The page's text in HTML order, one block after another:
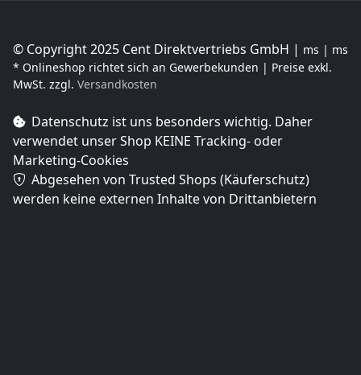
© Copyright 2025 Cent Direktvertriebs GmbH | ms | ms
* Onlineshop richtet sich an Gewerbekunden | Preise exkl.
MwSt. zzgl. Versandkosten
Datenschutz ist uns besonders wichtig. Daher
verwendet unser Shop KEINE Tracking- oder
Marketing-Cookies
Abgesehen von Trusted Shops (Käuferschutz)
werden keine externen Inhalte von Drittanbietern